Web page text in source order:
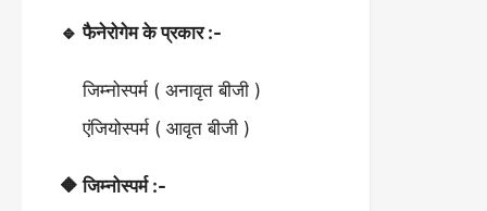
🔹 फैनेरोगेम के प्रकार :-
जिम्नोस्पर्म ( अनावृत बीजी )
एंजियोस्पर्म ( आवृत बीजी )
🔶 जिम्नोस्पर्म :-